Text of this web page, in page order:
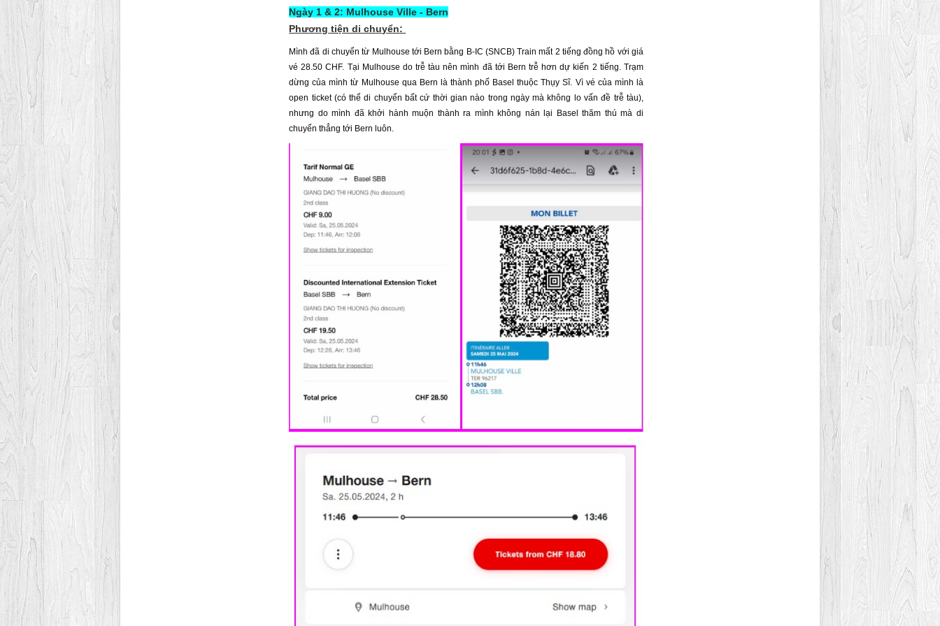
Ngày 1 & 2: Mulhouse Ville - Bern
Phương tiện di chuyển:
Mình đã di chuyển từ Mulhouse tới Bern bằng B-IC (SNCB) Train mất 2 tiếng đồng hồ với giá
vé 28.50 CHF. Tại Mulhouse do trễ tàu nên mình đã tới Bern trễ hơn dự kiến 2 tiếng. Trạm
dừng của mình từ Mulhouse qua Bern là thành phố Basel thuộc Thụy Sĩ. Vì vé của mình là
open ticket (có thể di chuyển bất cứ thời gian nào trong ngày mà không lo vấn đề trễ tàu),
nhưng do mình đã khởi hành muộn thành ra mình không nán lại Basel thăm thú mà di
chuyển thẳng tới Bern luôn.